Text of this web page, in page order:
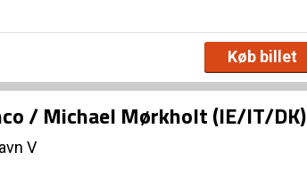
Køb billet
/ Michael Mørkholt (IE/IT/DK)
V